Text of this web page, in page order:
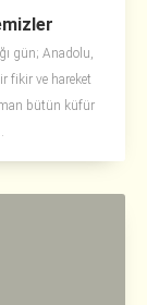
gün; Anadolu,
fikir ve hareket
bütün küfür